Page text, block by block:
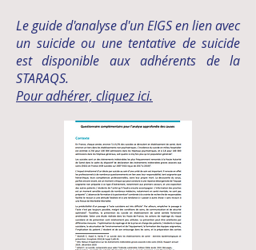
Le guide d'analyse d'un EIGS en lien avec
un suicide ou une tentative de suicide
est disponible aux adhérents de la
STARAQS.
Pour adhérer, cliquez ici.